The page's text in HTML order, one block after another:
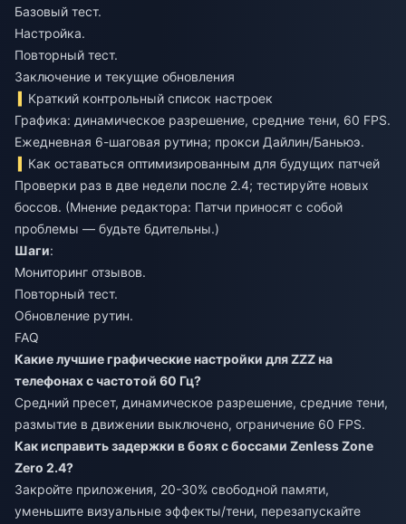
Базовый тест.
Настройка.
Повторный тест.
Заключение и текущие обновления
Краткий контрольный список настроек
Графика: динамическое разрешение, средние тени, 60 FPS.
Ежедневная 6-шаговая рутина; прокси Дайлин/Баньюэ.
Как оставаться оптимизированным для будущих патчей
Проверки раз в две недели после 2.4; тестируйте новых
боссов. (Мнение редактора: Патчи приносят с собой
проблемы — будьте бдительны.)
Шаги:
Мониторинг отзывов.
Повторный тест.
Обновление рутин.
FAQ
Какие лучшие графические настройки для ZZZ на
телефонах с частотой 60 Гц?
Средний пресет, динамическое разрешение, средние тени,
размытие в движении выключено, ограничение 60 FPS.
Как исправить задержки в боях с боссами Zenless Zone
Zero 2.4?
Закройте приложения, 20-30% свободной памяти,
уменьшите визуальные эффекты/тени, перезапускайте